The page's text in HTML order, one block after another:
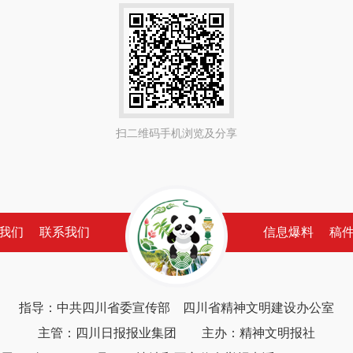
扫二维码手机浏览及分享
们 联系我们 信息爆料 稿
指导：中共四川省委宣传部 四川省精神文明建设办公室
主管：四川日报报业集团 主办：精神文明报社